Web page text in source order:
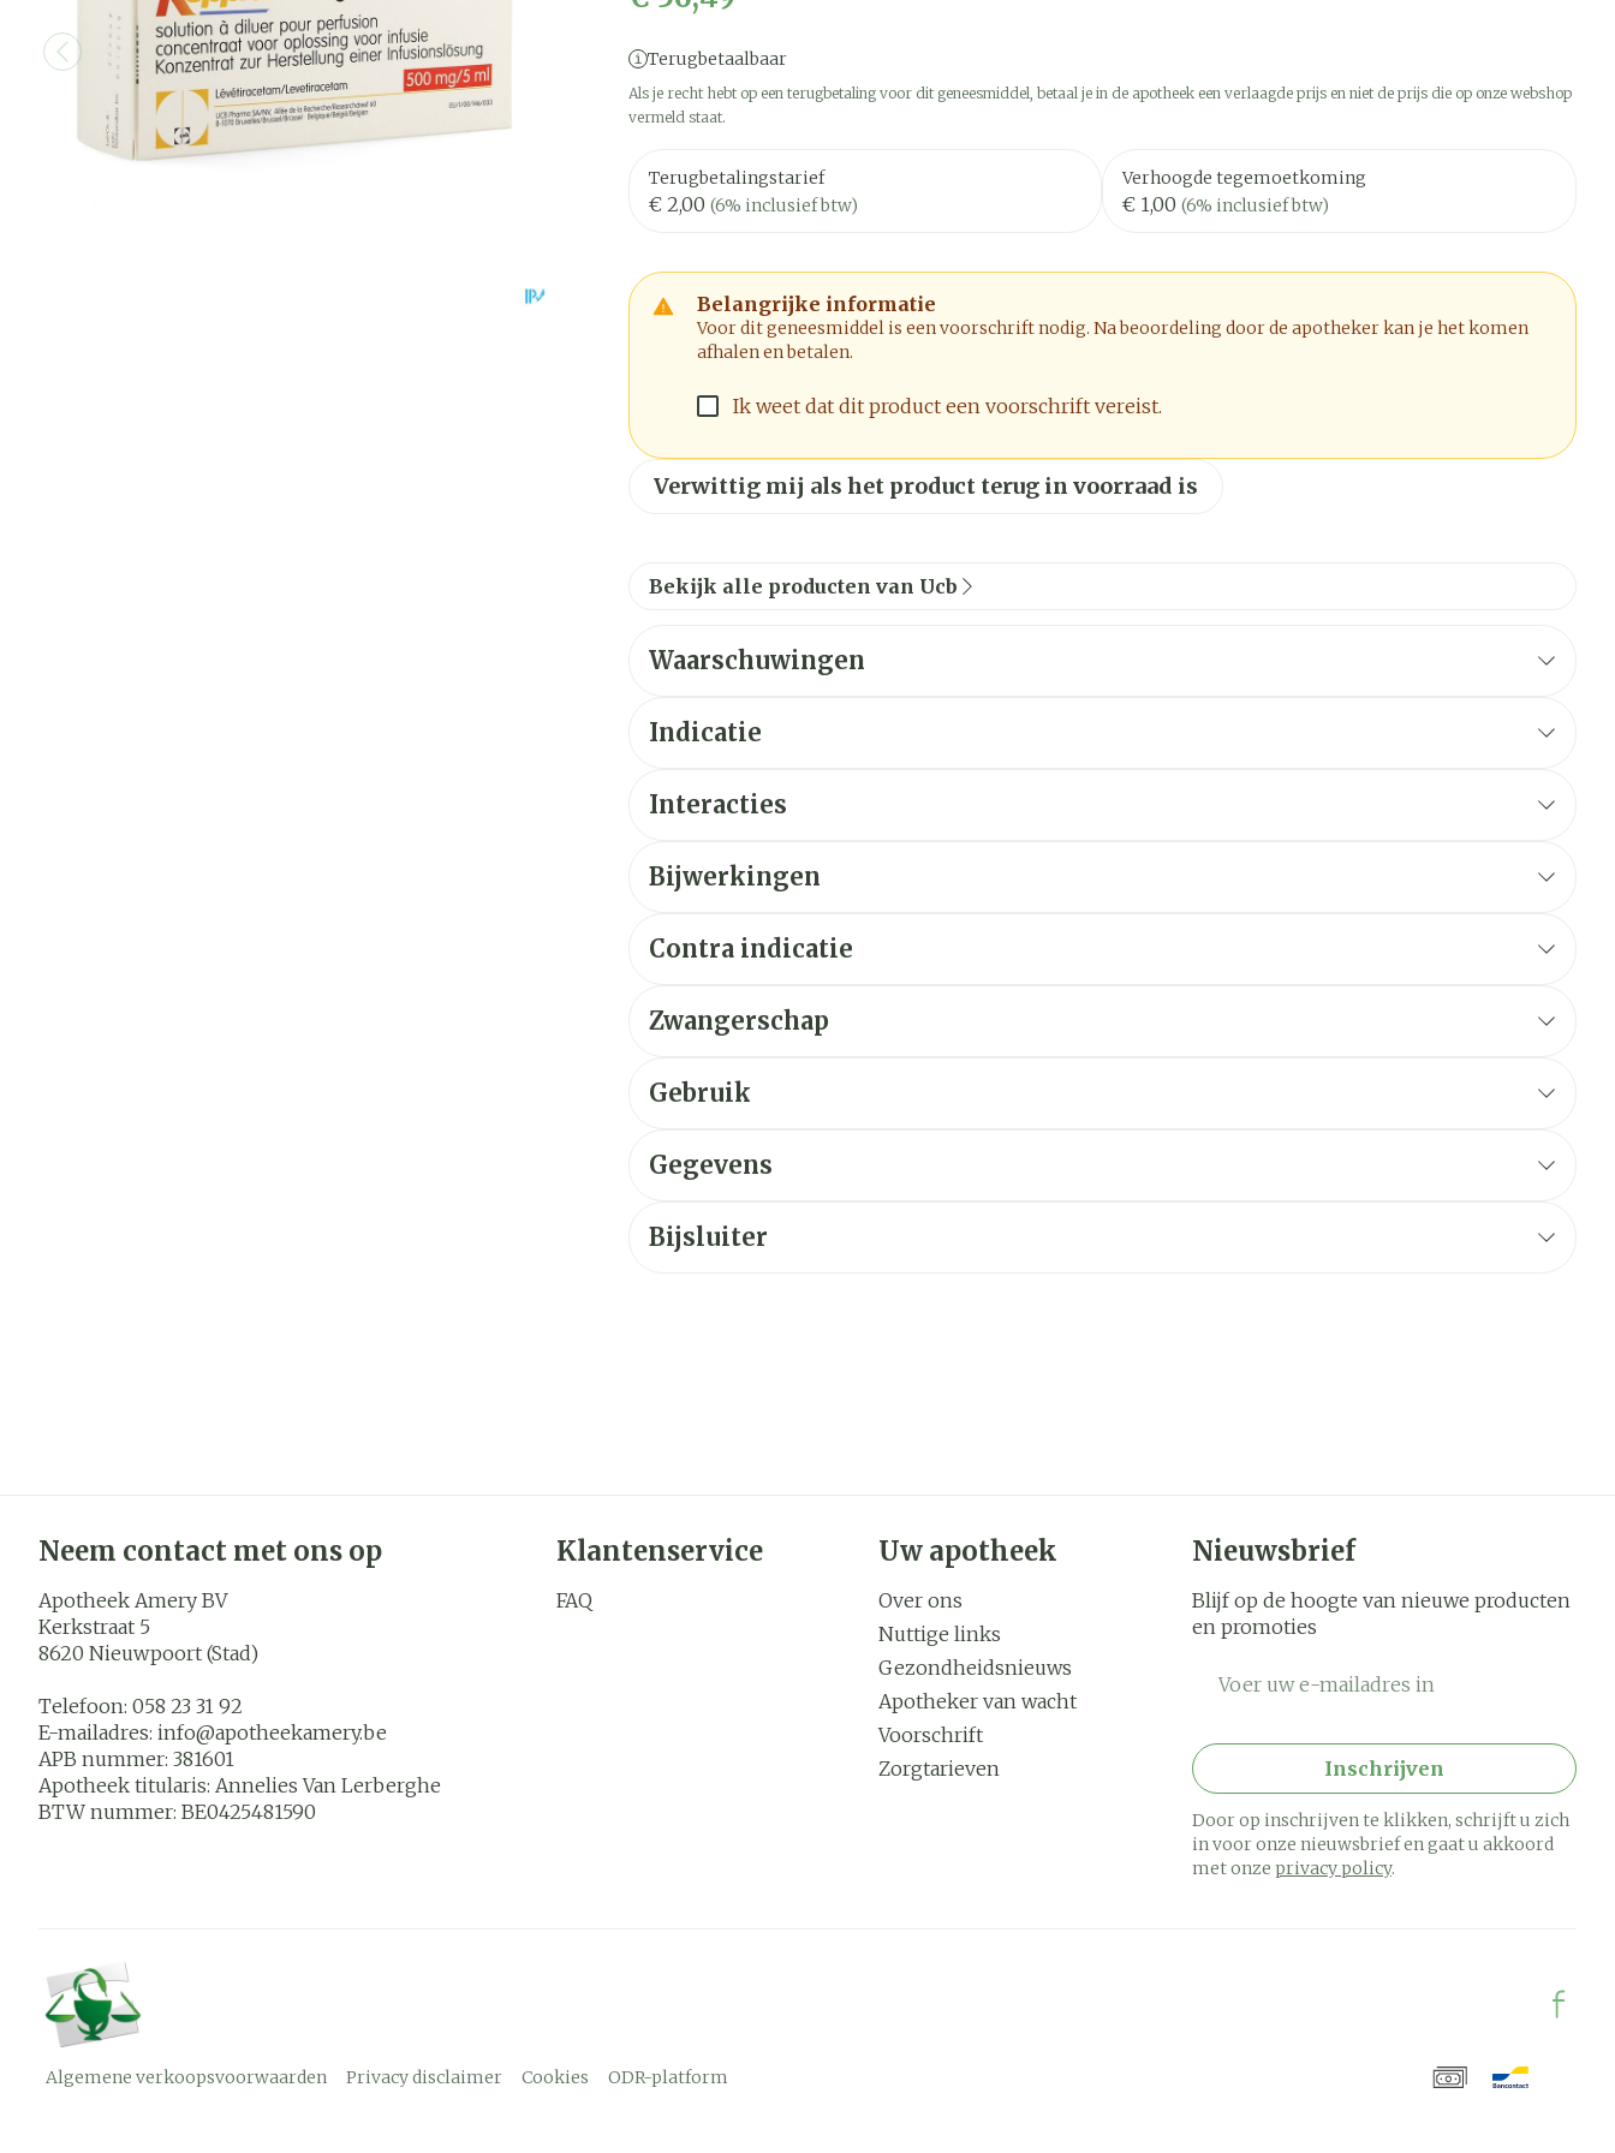
Terugbetaalbaar
Als je recht hebt op een terugbetaling voor dit geneesmiddel, betaal je in de apotheek een verlaagde prijs en niet de prijs die op onze webshop
vermeld staat.
Terugbetalingstarief
€ 2,00 (6% inclusief btw)
Verhoogde tegemoetkoming
€ 1,00 (6% inclusief btw)
Belangrijke informatie
Voor dit geneesmiddel is een voorschrift nodig. Na beoordeling door de apotheker kan je het komen
afhalen en betalen.
Ik weet dat dit product een voorschrift vereist.
Verwittig mij als het product terug in voorraad is
Bekijk alle producten van Ucb
Waarschuwingen
Indicatie
Interacties
Bijwerkingen
Contra indicatie
Zwangerschap
Gebruik
Gegevens
Bijsluiter
Neem contact met ons op
Apotheek Amery BV
Kerkstraat 5
8620 Nieuwpoort (Stad)
Telefoon: 058 23 31 92
E-mailadres: info@apotheekamery.be
APB nummer: 381601
Apotheek titularis: Annelies Van Lerberghe
BTW nummer: BE0425481590
Klantenservice
FAQ
Uw apotheek
Over ons
Nuttige links
Gezondheidsnieuws
Apotheker van wacht
Voorschrift
Zorgtarieven
Nieuwsbrief
Blijf op de hoogte van nieuwe producten
en promoties
Inschrijven
Door op inschrijven te klikken, schrijft u zich
in voor onze nieuwsbrief en gaat u akkoord
met onze privacy policy.
Algemene verkoopsvoorwaarden Privacy disclaimer Cookies ODR-platform